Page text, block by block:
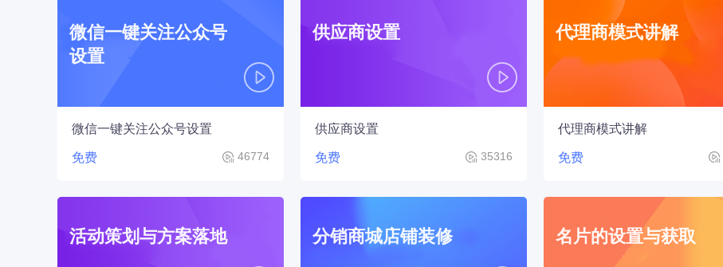
微信一键关注公众号
设置
微信一键关注公众号设置
免费 46774
供应商设置
供应商设置
免费 35316
代理商模式讲解
代理商模式讲解
免费
活动策划与方案落地 分销商城店铺装修 名片的设置与获取